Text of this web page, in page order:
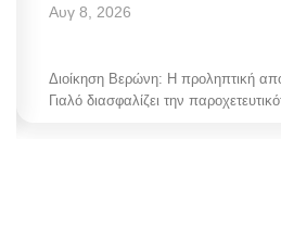
Αυγ 8, 2026
Διοίκηση Βερώνη: Η προληπτική
Γιαλό διασφαλίζει την